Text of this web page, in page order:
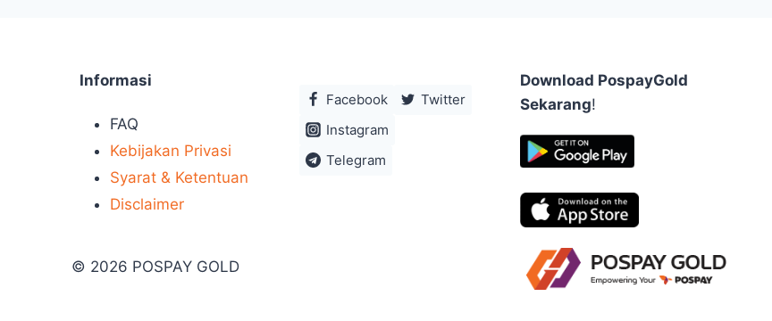
Informasi
FAQ
Kebijakan Privasi
Syarat & Ketentuan
Disclaimer
Facebook
Twitter
Instagram
Telegram
Download PospayGold
Sekarang!
© 2026 POSPAY GOLD